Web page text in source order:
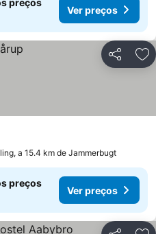
preços
Ver preços
Partilhar
a 15.4 km de Jammerbugt
preços
Ver preços